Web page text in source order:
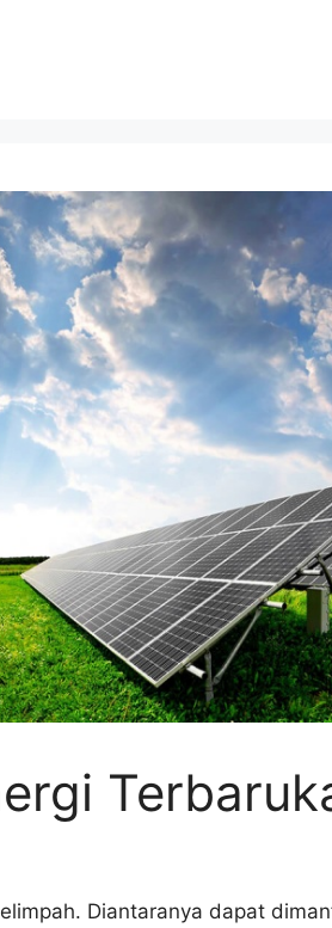
Diantaranya dapat